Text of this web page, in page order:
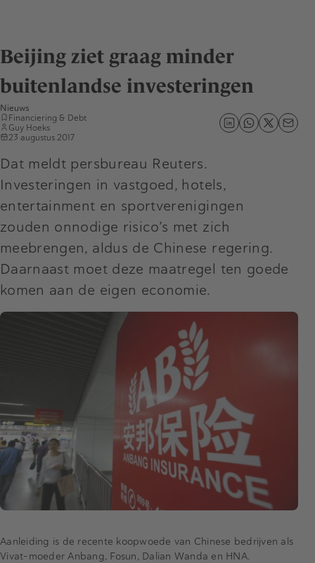
Beijing ziet graag minder
buitenlandse investeringen
Nieuws
Financiering & Debt
Guy Hoeks
23 augustus 2017
Dat meldt persbureau Reuters.
Investeringen in vastgoed, hotels,
entertainment en sportverenigingen
zouden onnodige risico’s met zich
meebrengen, aldus de Chinese regering.
Daarnaast moet deze maatregel ten goede
komen aan de eigen economie.
Aanleiding is de recente koopwoede van Chinese bedrijven als
Vivat-moeder Anbang, Fosun, Dalian Wanda en HNA.